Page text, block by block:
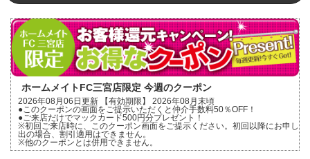
ホームメイトFC三宮店限定 今週のクーポン
2026年08月06日更新 【有効期限】 2026年08月末頃
●このクーポンの画面をご提示いただくと仲介手数料50％OFF！
●ご来店だけでマックカード500円分プレゼント！
※初回ご来店時に、このクーポン画面をご提示ください。初回以降にお申し
出の場合、割引適用はできません。
※他のクーポンとは併用できません。